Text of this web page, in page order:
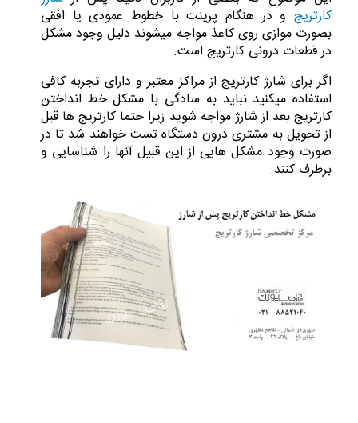
کارتریجو در هنگام پرینت با خطوط عمودی یا افقی
بصورت موازی روی کاغذ مواجه میشوند دلیل وجود مشکل
در قطعات درونی کارتریج است.
اگر برای شارژ کارتریج از مراکز معتبر و دارای تجربه کافی
استفاده میکنید نباید به سادگی با مشکل خط انداختن
کارتریج بعد از شارژ مواجه شوید زیرا حتما کارتریج ها قبل
از تحویل به مشتری درون دستگاه تست خواهند شد تا در
صورت وجود مشکل هایی از این قبیل آنها را شناسایی و
برطرف کنند.